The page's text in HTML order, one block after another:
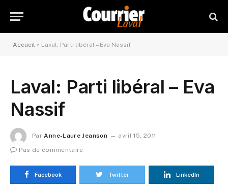
Accueil » Laval: Parti libéral – Eva Nassif
Laval: Parti libéral – Eva
Nassif
Par Anne-Laure Jeanson
avril 15, 2011
Pas de commentaire
Facebook Twitter LinkedIn